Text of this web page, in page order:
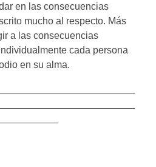
en las consecuencias
mucho al respecto. Más
a las consecuencias
cada persona
en su alma.